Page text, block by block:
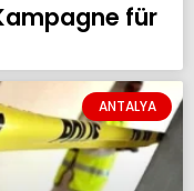
für
ANTALYA